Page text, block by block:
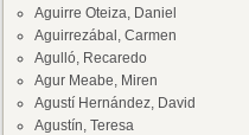
Aguirre Oteiza, Daniel
Aguirrezábal, Carmen
Agulló, Recaredo
Agur Meabe, Miren
Agustí Hernández, David
Agustín, Teresa